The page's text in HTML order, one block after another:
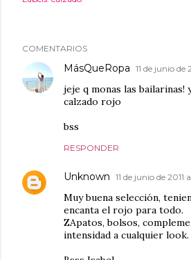
COMENTARIOS
MásQueRopa 11 de junio de
jeje q monas las bailarinas!
calzado rojo
bss
RESPONDER
Unknown 11 de junio de 2011
Muy buena selección,
encanta el rojo para todo.
ZApatos, bolsos,
intensidad a cualquier look.